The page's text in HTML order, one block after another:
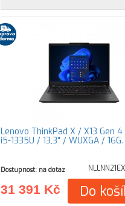
Lenovo ThinkPad X / X13 Gen
i5-1335U / 13,3" / WUXGA /
Dostupnost: na dotaz
31 391 Kč Do